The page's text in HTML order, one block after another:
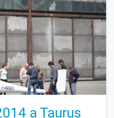
a Taurus